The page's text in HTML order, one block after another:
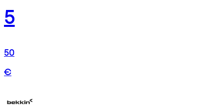
5
50
€